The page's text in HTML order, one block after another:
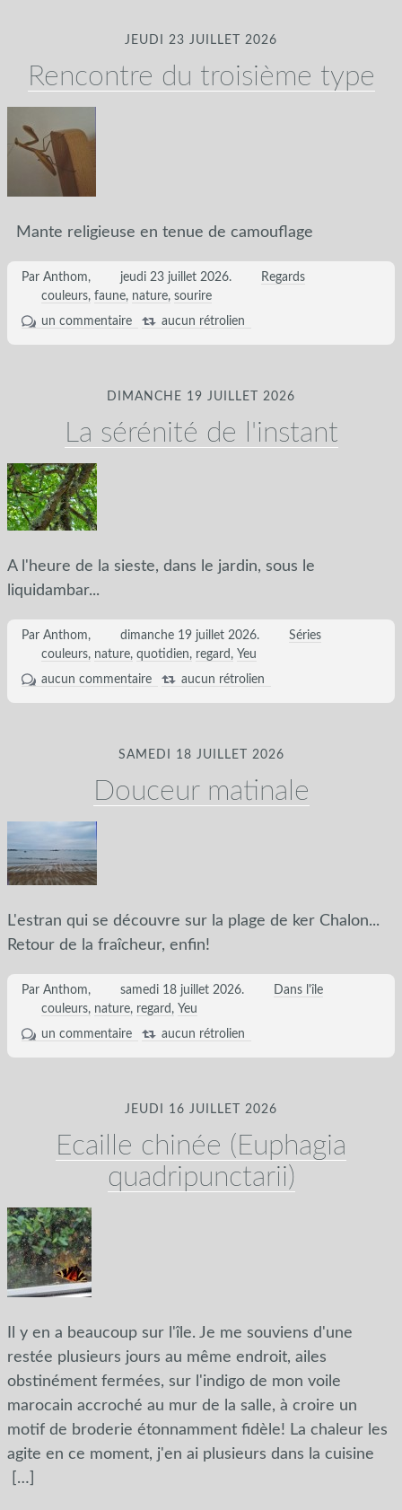
JEUDI 23 JUILLET 2026
Rencontre du troisième type
Mante religieuse en tenue de camouflage
Par Anthom, jeudi 23 juillet 2026.
Regards
couleurs faune nature sourire
un commentaire
aucun rétrolien
DIMANCHE 19 JUILLET 2026
La sérénité de l'instant
A l'heure de la sieste, dans le jardin, sous le
liquidambar...
Par Anthom, dimanche 19 juillet 2026.
Séries
couleurs nature quotidien regard
Yeu
aucun commentaire
aucun rétrolien
SAMEDI 18 JUILLET 2026
Douceur matinale
L'estran qui se découvre sur la plage de ker Chalon...
Retour de la fraîcheur, enfin!
Par Anthom, samedi 18 juillet 2026.
Dans l'île
couleurs nature regard
Yeu
un commentaire
aucun rétrolien
JEUDI 16 JUILLET 2026
Ecaille chinée (Euphagia
quadripunctarii)
Il y en a beaucoup sur l'île. Je me souviens d'une
restée plusieurs jours au même endroit, ailes
obstinément fermées, sur l'indigo de mon voile
marocain accroché au mur de la salle, à croire un
motif de broderie étonnamment fidèle! La chaleur les
agite en ce moment, j'en ai plusieurs dans la cuisine
[…]